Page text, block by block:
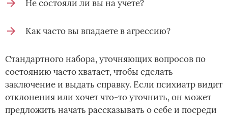
Не состояли ли вы на учете?
Как часто вы впадаете в агрессию?
Стандартного набора, уточняющих вопросов по
состоянию часто хватает, чтобы сделать
заключение и выдать справку. Если психиатр видит
отклонения или хочет что-то уточнить, он может
предложить начать рассказывать о себе и посреди